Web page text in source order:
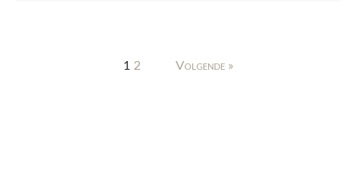
1 2 Volgende »